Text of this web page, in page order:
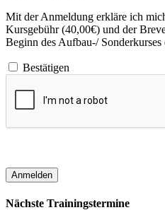
Mit der Anmeldung erkläre ich
Kursgebühr (40,00€) und der
Beginn des Aufbau-/ Sonderkurses
Bestätigen
Nächste Trainingstermine